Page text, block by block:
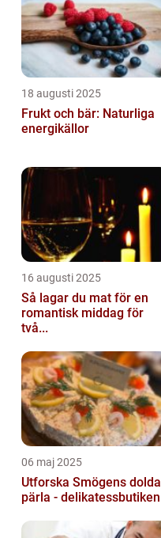
18 augusti 2025
Frukt och bär: Naturliga
energikällor
16 augusti 2025
Så lagar du mat för en
romantisk middag för
två...
06 maj 2025
Utforska Smögens dolda
pärla - delikatessbutiken